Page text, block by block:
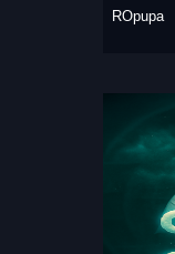
ROpupa